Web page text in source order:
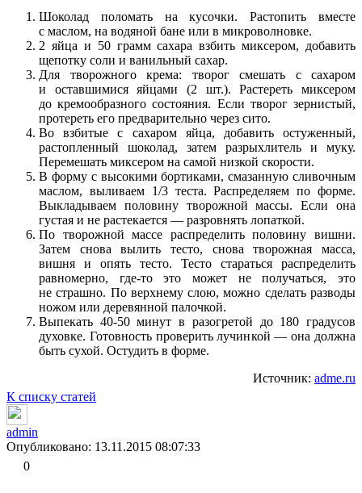
Шоколад поломать на кусочки. Растопить вместе
с маслом, на водяной бане или в микроволновке.
2 яйца и 50 грамм сахара взбить миксером, добавить
щепотку соли и ванильный сахар.
Для творожного крема: творог смешать с сахаром
и оставшимися яйцами (2 шт.). Растереть миксером
до кремообразного состояния. Если творог зернистый,
протереть его предварительно через сито.
Во взбитые с сахаром яйца, добавить остуженный,
растопленный шоколад, затем разрыхлитель и муку.
Перемешать миксером на самой низкой скорости.
В форму с высокими бортиками, смазанную сливочным
маслом, выливаем 1/3 теста. Распределяем по форме.
Выкладываем половину творожной массы. Если она
густая и не растекается — разровнять лопаткой.
По творожной массе распределить половину вишни.
Затем снова вылить тесто, снова творожная масса,
вишня и опять тесто. Тесто стараться распределить
равномерно, где-то это может не получаться, это
не страшно. По верхнему слою, можно сделать разводы
ножом или деревянной палочкой.
Выпекать 40-50 минут в разогретой до 180 градусов
духовке. Готовность проверить лучинкой — она должна
быть сухой. Остудить в форме.
Источник: adme.ru
К списку статей
admin
Опубликовано: 13.11.2015 08:07:33
0